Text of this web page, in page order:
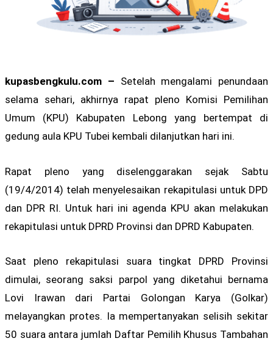
kupasbengkulu.com – Setelah mengalami penundaan
selama sehari, akhirnya rapat pleno Komisi Pemilihan
Umum (KPU) Kabupaten Lebong yang bertempat di
gedung aula KPU Tubei kembali dilanjutkan hari ini.
Rapat pleno yang diselenggarakan sejak Sabtu
(19/4/2014) telah menyelesaikan rekapitulasi untuk DPD
dan DPR RI. Untuk hari ini agenda KPU akan melakukan
rekapitulasi untuk DPRD Provinsi dan DPRD Kabupaten.
Saat pleno rekapitulasi suara tingkat DPRD Provinsi
dimulai, seorang saksi parpol yang diketahui bernama
Lovi Irawan dari Partai Golongan Karya (Golkar)
melayangkan protes. Ia mempertanyakan selisih sekitar
50 suara antara jumlah Daftar Pemilih Khusus Tambahan